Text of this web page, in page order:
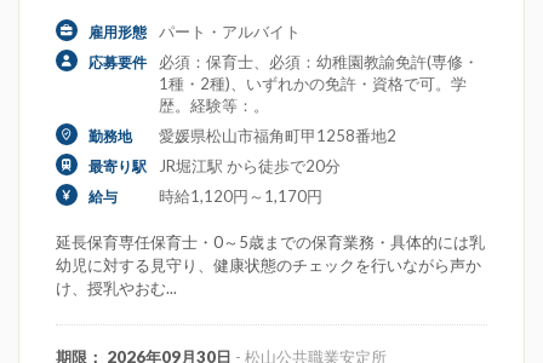
雇用形態 パート・アルバイト
応募要件
必須：保育士、必須：幼稚園教諭免許(専修・
1種・2種)、いずれかの免許・資格で可。学
歴。経験等：。
勤務地 愛媛県松山市福角町甲1258番地2
最寄り駅 JR堀江駅 から徒歩で20分
給与 時給1,120円～1,170円
延長保育専任保育士・0～5歳までの保育業務・具体的には乳
幼児に対する見守り、健康状態のチェックを行いながら声か
け、授乳やおむ...
期限： 2026年09月30日 - 松山公共職業安定所